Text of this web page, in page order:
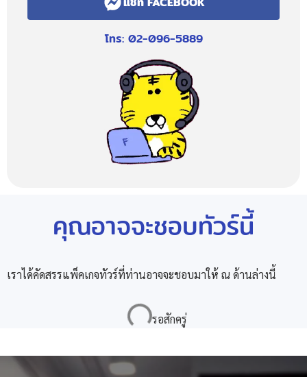
โทร: 02-096-5889
คุณอาจจะชอบทัวร์นี้
เราได้คัดสรรแพ็คเกจทัวร์ที่ท่านอาจจะชอบมาให้ ณ ด้านล่างนี้